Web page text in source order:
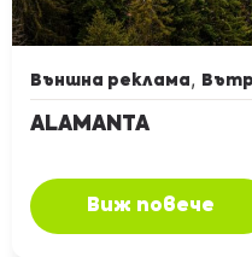
Външна реклама ,
ALAMANTA
Виж повече